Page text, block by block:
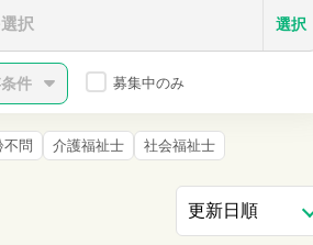
択 選択
件 募集中のみ
不問 介護福祉士 社会福祉士